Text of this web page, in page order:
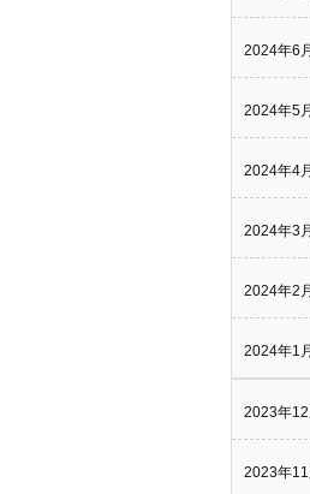
2024年6
2024年5
2024年4
2024年3
2024年2
2024年1
2023年
2023年